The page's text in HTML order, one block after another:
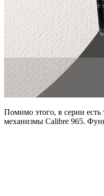
Помимо этого, в серии
механизмы Calibre 965.